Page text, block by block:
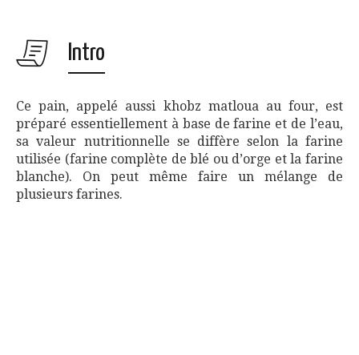
Intro
Ce pain, appelé aussi khobz matloua au four, est
préparé essentiellement à base de farine et de l’eau,
sa valeur nutritionnelle se diffère selon la farine
utilisée (farine complète de blé ou d’orge et la farine
blanche). On peut même faire un mélange de
plusieurs farines.